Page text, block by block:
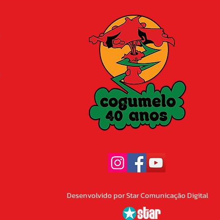
Desenvolvido por Star Comunicação Digital